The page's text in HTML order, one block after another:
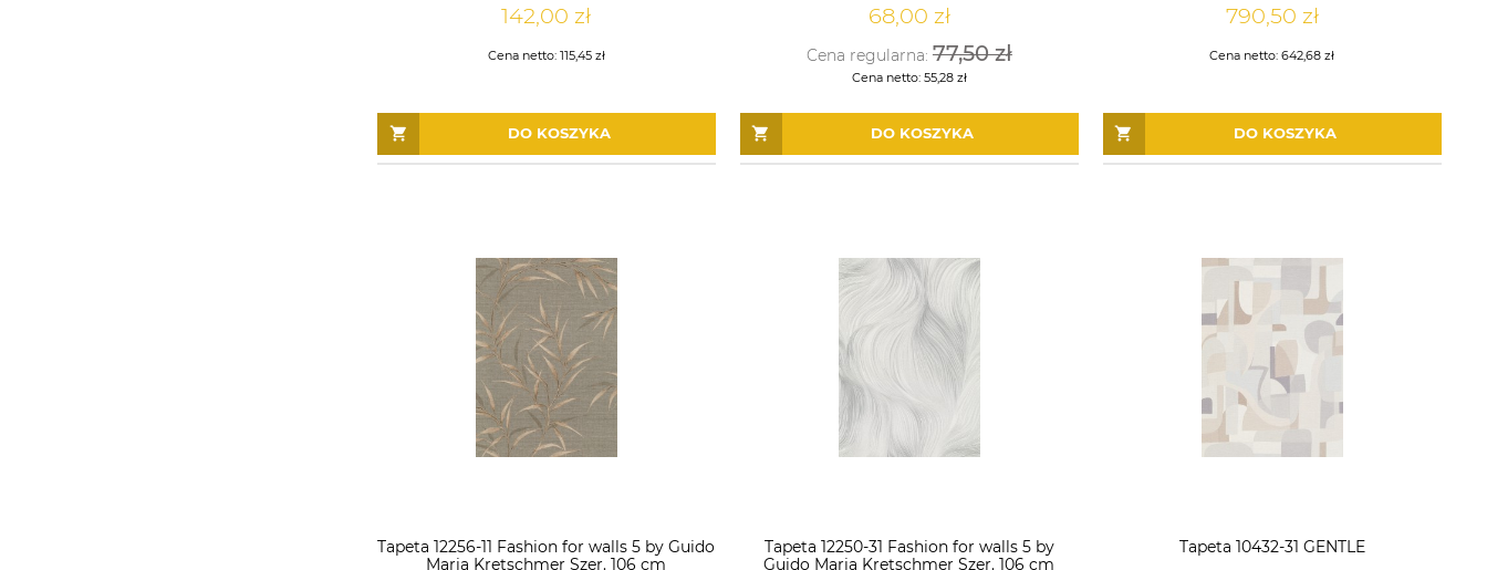
142,00 zł
Cena netto: 115,45 zł
DO KOSZYKA
68,00 zł
Cena regularna: 77,50 zł
Cena netto: 55,28 zł
DO KOSZYKA
790,50 zł
Cena netto:642,68 zł
DO KOSZYKA
Tapeta 12256-11 Fashion for walls 5 by Guido
Maria Kretschmer Szer. 106 cm
Tapeta 12250-31 Fashion for walls 5 by
Guido Maria Kretschmer Szer. 106 cm
Tapeta 10432-31 GENTLE